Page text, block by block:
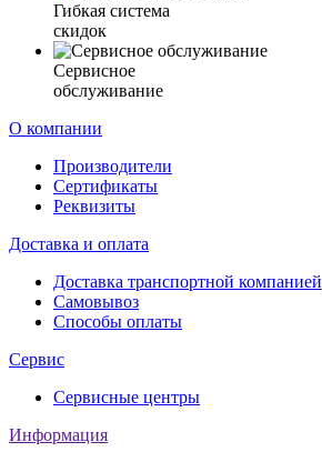
Гибкая система
скидок
Сервисное
обслуживание
О компании
Производители
Сертификаты
Реквизиты
Доставка и оплата
Доставка транспортной компанией
Самовывоз
Способы оплаты
Сервис
Сервисные центры
Информация